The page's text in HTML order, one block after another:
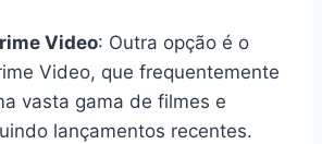
Video: Outra opção é o
Video, que frequentemente
vasta gama de filmes e
lançamentos recentes.